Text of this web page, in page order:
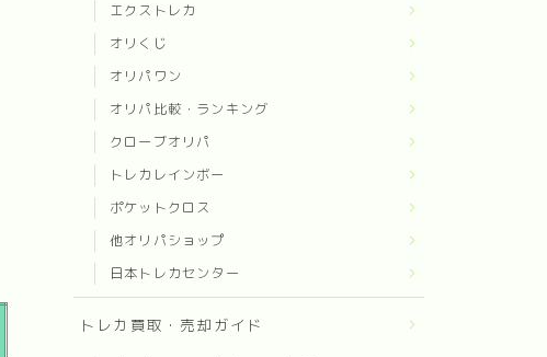
エクストレカ
オリくじ
オリパワン
オリパ比較・ランキング
クローブオリパ
トレカレインボー
ポケットクロス
他オリパショップ
日本トレカセンター
トレカ買取・売却ガイド